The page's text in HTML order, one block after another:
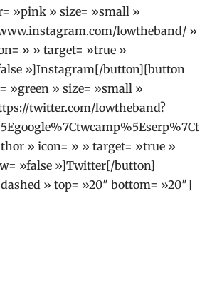
»pink » size= »small »
lowtheband/ »
» » target= »true »
»]Instagram[/button][button
»green » size= »small »
twitter.com/lowtheband?
» icon= » » target= »true »
»false »]Twitter[/button]
» top= »20″ bottom= »20″]